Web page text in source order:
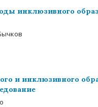
инклюзивного
и инклюзивного